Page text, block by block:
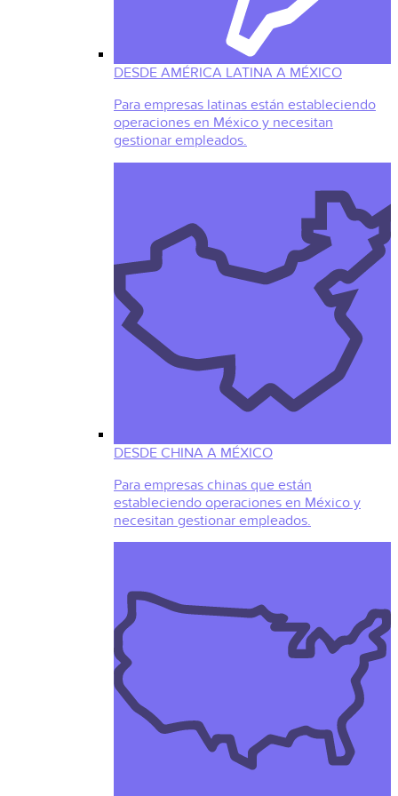
DESDE AMÉRICA LATINA A MÉXICO
Para empresas latinas están estableciendo
operaciones en México y necesitan
gestionar empleados.
DESDE CHINA A MÉXICO
Para empresas chinas que están
estableciendo operaciones en México y
necesitan gestionar empleados.